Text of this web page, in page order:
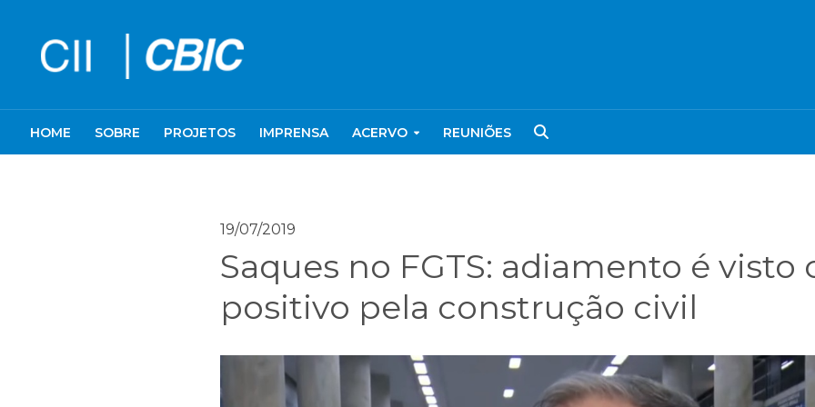
HOME SOBRE PROJETOS IMPRENSA ACERVO REUNIÕES
19/07/2019
Saques no FGTS: adiamento é visto
positivo pela construção civil